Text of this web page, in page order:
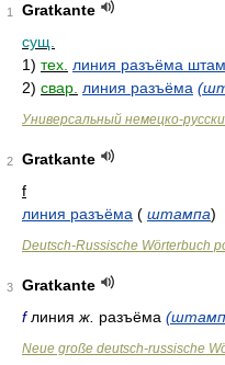
1
Gratkante
сущ.
1) тех. линия разъёма
2) свар. линия разъёма
Универсальный немецко-
2
Gratkante
f
линия разъёма ( штампа)
Deutsch-Russische Wörterbuch
3
Gratkante
fлиния ж. разъёма
Neue große deutsch-russische